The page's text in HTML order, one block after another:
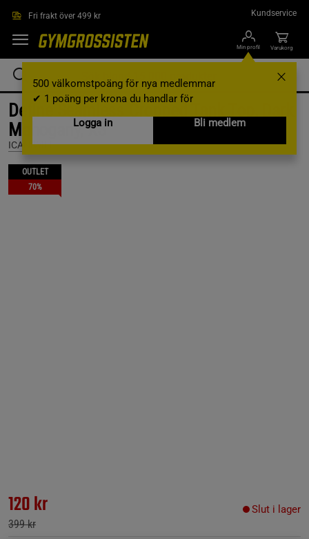
Fri frakt över 499 kr Kundservice
Min profil
500 välkomstpoäng för nya medlemmar
✔ 1 poäng per krona du handlar för
Logga in
Bli medlem
Varukorg
Define Seamless Cropped Tank Top, Dark
Mahogany, XS
ICANIWILL
OUTLET
70%
120 kr
399 kr
Slut i lager